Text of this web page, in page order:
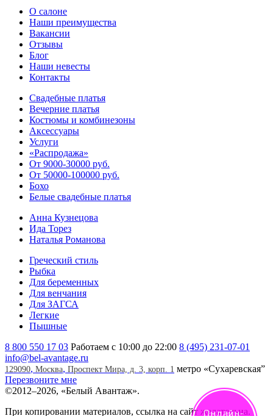
О салоне
Наши преимущества
Вакансии
Отзывы
Блог
Наши невесты
Контакты
Свадебные платья
Вечерние платья
Костюмы и комбинезоны
Аксессуары
Услуги
«Распродажа»
От 9000-30000 руб.
От 50000-100000 руб.
Бохо
Белые свадебные платья
Анна Кузнецова
Ида Торез
Наталья Романова
Греческий стиль
Рыбка
Для беременных
Для венчания
Для ЗАГСА
Легкие
Пышные
8 800 550 17 03 Работаем с 10:00 до 22:00 8 (495) 231-07-01
info@bel-avantage.ru
129090, Москва, Проспект Мира, д. 3, корп. 1 метро «Сухаревская”
Перезвоните мне
©2012–2026, «Белый Авантаж».
При копировании материалов, ссылка на сайт желательна.
Онлайн-